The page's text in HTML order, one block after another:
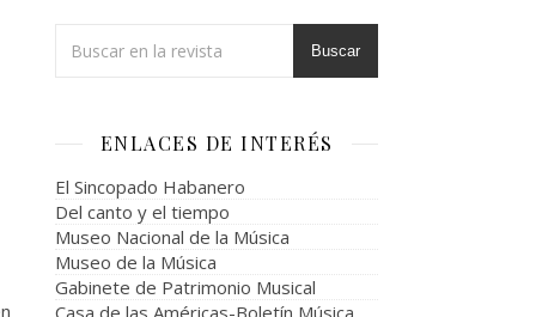
Buscar
ENLACES DE INTERÉS
El Sincopado Habanero
Del canto y el tiempo
Museo Nacional de la Música
Museo de la Música
Gabinete de Patrimonio Musical
Casa de las Américas-Boletín Música